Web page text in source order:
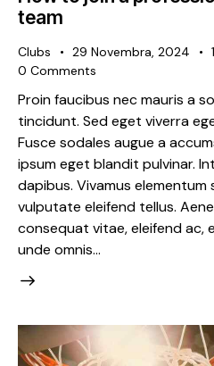
team
Clubs 29 Novembra, 2024
0 Comments
Proin faucibus nec mauris a
tincidunt. Sed eget viverra
Fusce sodales augue a
ipsum eget blandit pulvinar.
dapibus. Vivamus elementum
vulputate eleifend tellus.
consequat vitae, eleifend ac,
unde omnis…